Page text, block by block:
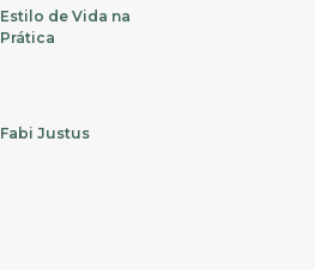
Estilo de Vida na
Prática
Fabi Justus